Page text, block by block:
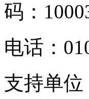
码：
电话：
支持单